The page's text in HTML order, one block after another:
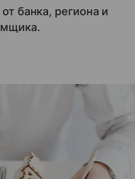
банка, региона и